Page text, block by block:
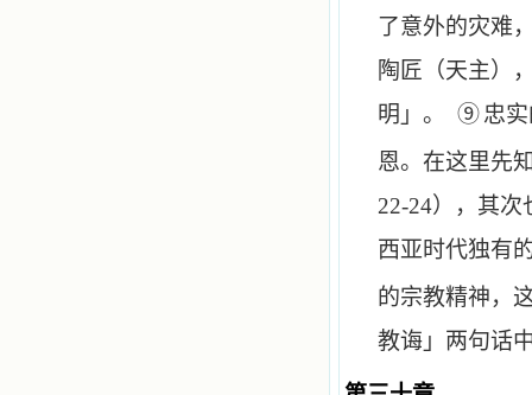
了意外的灾难
陶匠（天主）
明」。
⑨忠
恩。在这里先
22-24），其次
西亚时代独有
的宗教精神，
教诲」两句话